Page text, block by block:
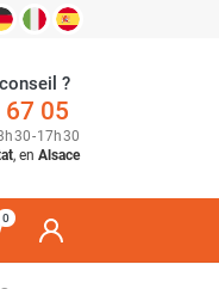
?
67 05
h30-17h30
, en Alsace
0